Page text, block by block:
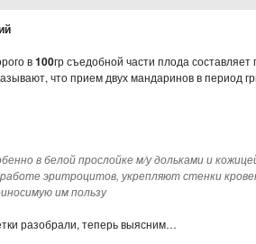
в100гр съедобной части плода
что прием двух мандаринов в период
в белой прослойке м/у дольками и
эритроцитов, укрепляют стенки
им пользу
разобрали, теперь выясним…